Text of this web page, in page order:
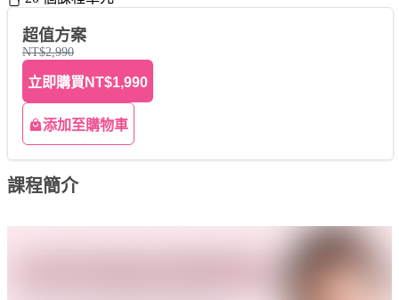
超值方案
NT$2,990
立即購買 NT$1,990
添加至購物車
課程簡介